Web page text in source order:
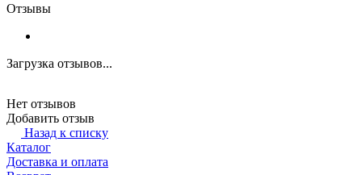
Отзывы
Загрузка отзывов...
Нет отзывов
Добавить отзыв
Назад к списку
Каталог
Доставка и оплата